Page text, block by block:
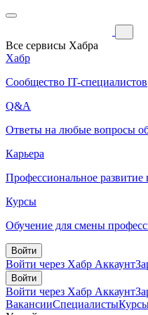
Все сервисы Хабра
Хабр
Сообщество IT-специалистов
Q&A
Ответы на любые вопросы
Карьера
Профессиональное развитие
Курсы
Обучение для смены
Войти
Войти через Хабр Аккаунт
Войти
Войти через Хабр Аккаунт
ВакансииСпециалисты